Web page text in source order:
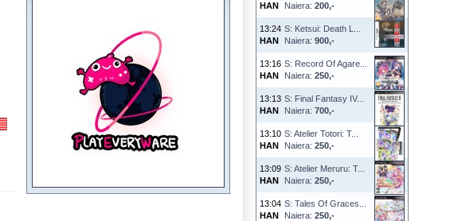
HAN
Naiera: 200,-
13:24
HAN
S: Ketsui: Death L...
Naiera: 900,-
13:16
HAN
S: Record Of Agare...
Naiera: 250,-
13:13
HAN
S: Final Fantasy IV...
Naiera: 700,-
13:10
HAN
S: Atelier Totori: T...
Naiera: 250,-
13:09
HAN
S: Atelier Meruru: T...
Naiera: 250,-
13:04
HAN
S: Tales Of Graces...
Naiera: 250,-